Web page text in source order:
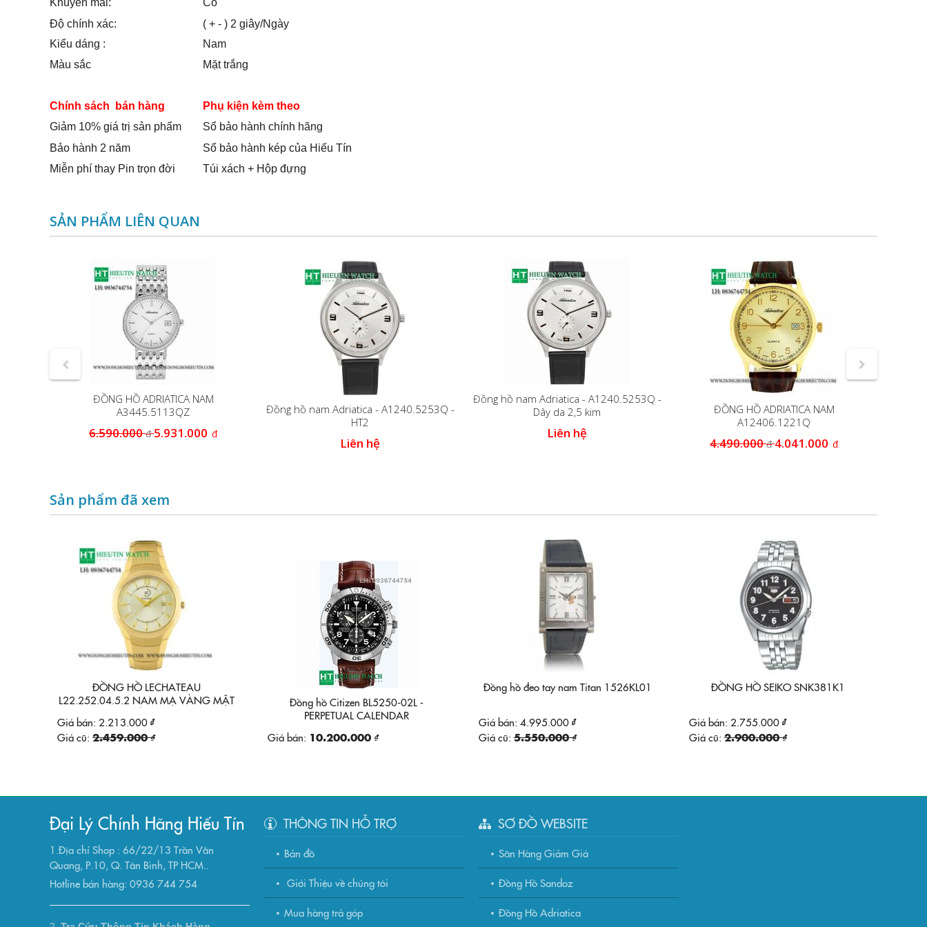
Độ chính xác:
( + - ) 2 giây/Ngày
Kiểu dáng :
Nam
Màu sắc
Mặt trắng
Chính sách bán hàng
Phụ kiện kèm theo
Giảm 10% giá trị sản phẩm
Sổ bảo hành chính hãng
Bảo hành 2 năm
Sổ bảo hành kép của Hiếu Tín
Miễn phí thay Pin trọn đời
Túi xách + Hộp đựng
SẢN PHẨM LIÊN QUAN
ĐỒNG HỒ ADRIATICA NAM
A3445.5113QZ
6.590.000đ 5.931.000 đ
Đồng hồ nam Adriatica - A1240.5253Q -
HT2
Liên hệ
Đồng hồ nam Adriatica - A1240.5253Q -
Dây da 2,5 kim
Liên hệ
ĐỒNG HỒ ADRIATICA NAM
A12406.1221Q
4.490.000đ 4.041.000 đ
Sản phẩm đã xem
ĐỒNG HỒ LECHATEAU
L22.252.04.5.2 NAM MẠ VÀNG MẶT
Giá bán: 2.213.000 ₫
Giá cũ: 2.459.000 ₫
Đồng hồ Citizen BL5250-02L -
PERPETUAL CALENDAR
Giá bán: 10.200.000 ₫
Đồng hồ đeo tay nam Titan 1526KL01
Giá bán: 4.995.000 ₫
Giá cũ: 5.550.000 ₫
ĐỒNG HỒ SEIKO SNK381K1
Giá bán: 2.755.000 ₫
Giá cũ: 2.900.000 ₫
Đại Lý Chính Hãng Hiếu Tín
1.Địa chỉ Shop : 66/22/13 Trần Văn
Quang, P.10, Q. Tân Bình, TP HCM..
Hotline bán hàng: 0936 744 754
THÔNG TIN HỖ TRỢ
Bản đồ
Giới Thiệu về chúng tôi
Mua hàng trả góp
SƠ ĐỒ WEBSITE
Săn Hàng Giảm Giá
Đồng Hồ Sandoz
Đồng Hồ Adriatica